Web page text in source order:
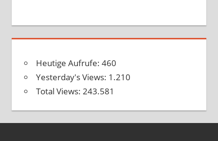
Heutige Aufrufe: 460
Yesterday's Views: 1.210
Total Views: 243.581